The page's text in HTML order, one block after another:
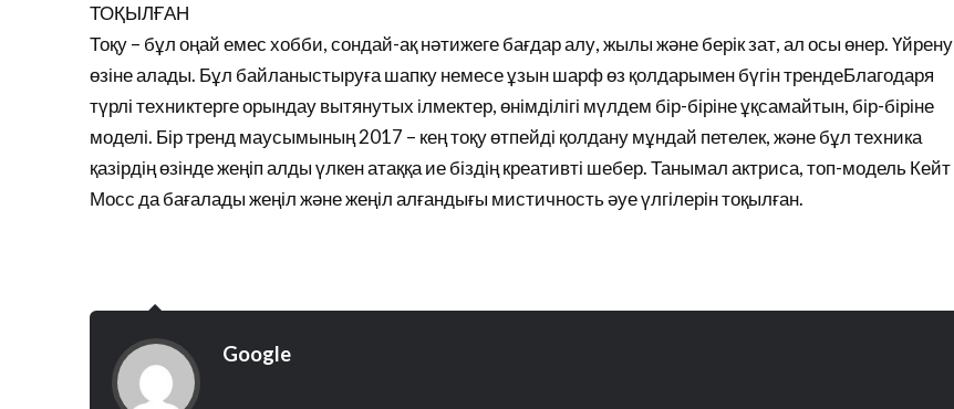
ТОҚЫЛҒАН
Тоқу – бұл оңай емес хобби, сондай-ақ нәтижеге бағдар алу, жылы және берік зат, ал осы өнер. Үйрену
өзіне алады. Бұл байланыстыруға шапку немесе ұзын шарф өз қолдарымен бүгін трендеБлагодаря
түрлі техниктерге орындау вытянутых ілмектер, өнімділігі мүлдем бір-біріне ұқсамайтын, бір-біріне
моделі. Бір тренд маусымының 2017 – кең тоқу өтпейді қолдану мұндай петелек, және бұл техника
қазірдің өзінде жеңіп алды үлкен атаққа ие біздің креативті шебер. Танымал актриса, топ-модель Кейт
Мосс да бағалады жеңіл және жеңіл алғандығы мистичность әуе үлгілерін тоқылған.
Google